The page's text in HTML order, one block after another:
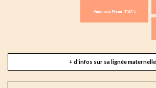
Amours du Mesnil 1'20''5
+ d'infos sur sa lignée